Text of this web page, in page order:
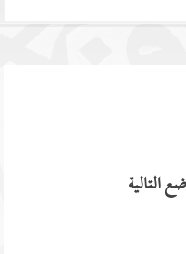
التالية